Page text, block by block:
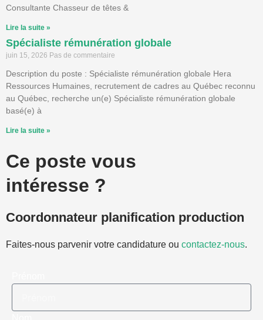
Consultante Chasseur de têtes &
Lire la suite »
Spécialiste rémunération globale
juin 15, 2026 Pas de commentaire
Description du poste : Spécialiste rémunération globale Hera
Ressources Humaines, recrutement de cadres au Québec reconnu
au Québec, recherche un(e) Spécialiste rémunération globale
basé(e) à
Lire la suite »
Ce poste vous
intéresse ?
Coordonnateur planification production
Faites-nous parvenir votre candidature ou contactez-nous.